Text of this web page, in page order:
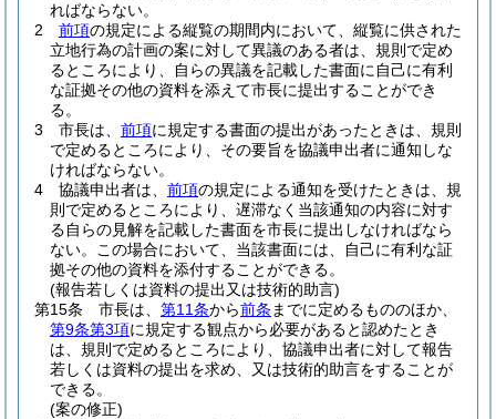
ればならない。
2
前項の規定による縦覧の期間内において、縦覧に供された
立地行為の計画の案に対して異議のある者は、規則で定め
るところにより、自らの異議を記載した書面に自己に有利
な証拠その他の資料を添えて市長に提出することができ
る。
3
市長は、 前項に規定する書面の提出があったときは、規則
で定めるところにより、その要旨を協議申出者に通知しな
ければならない。
4
協議申出者は、 前項の規定による通知を受けたときは、規
則で定めるところにより、遅滞なく当該通知の内容に対す
る自らの見解を記載した書面を市長に提出しなければなら
ない。
この場合において、当該書面には、自己に有利な証
拠その他の資料を添付することができる。
(報告若しくは資料の提出又は技術的助言)
第15条
市長は、 第11条から前条 までに定めるもののほか、
第9条第3項に規定する観点から必要があると認めたとき
は、規則で定めるところにより、協議申出者に対して報告
若しくは資料の提出を求め、又は技術的助言をすることが
できる。
(案の修正)